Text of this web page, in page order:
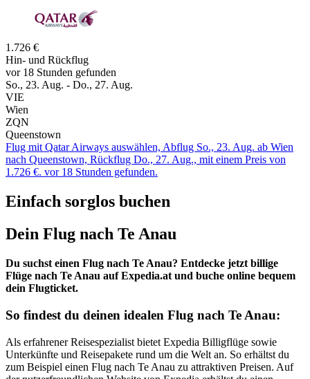
1.726 €
Hin- und Rückflug
vor 18 Stunden gefunden
So., 23. Aug. - Do., 27. Aug.
VIE
Wien
ZQN
Queenstown
Flug mit Qatar Airways auswählen, Abflug So., 23. Aug. ab Wien
nach Queenstown, Rückflug Do., 27. Aug., mit einem Preis von
1.726 €. vor 18 Stunden gefunden.
Einfach sorglos buchen
Dein Flug nach Te Anau
Du suchst einen Flug nach Te Anau? Entdecke jetzt billige
Flüge nach Te Anau auf Expedia.at und buche online bequem
dein Flugticket.
So findest du deinen idealen Flug nach Te Anau:
Als erfahrener Reisespezialist bietet Expedia Billigflüge sowie
Unterkünfte und Reisepakete rund um die Welt an. So erhältst du
zum Beispiel einen Flug nach Te Anau zu attraktiven Preisen. Auf